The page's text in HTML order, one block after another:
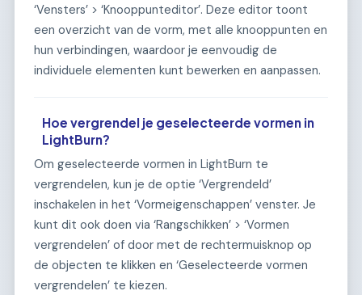
‘Vensters’ > ‘Knooppunteditor’. Deze editor toont
een overzicht van de vorm, met alle knooppunten en
hun verbindingen, waardoor je eenvoudig de
individuele elementen kunt bewerken en aanpassen.
Hoe vergrendel je geselecteerde vormen in
LightBurn?
Om geselecteerde vormen in LightBurn te
vergrendelen, kun je de optie ‘Vergrendeld’
inschakelen in het ‘Vormeigenschappen’ venster. Je
kunt dit ook doen via ‘Rangschikken’ > ‘Vormen
vergrendelen’ of door met de rechtermuisknop op
de objecten te klikken en ‘Geselecteerde vormen
vergrendelen’ te kiezen.